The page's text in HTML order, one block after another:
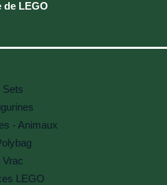
de LEGO
Sets
- Animaux
Vrac
LEGO